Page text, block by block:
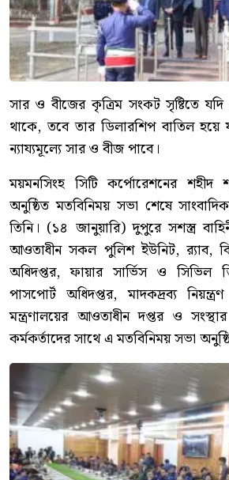
সার ও বীজের কৃত্রিম সংকট সৃষ্টিতে
থাকে, তবে তার ডিলারশিপ বাতিল
ন্যায্যমূল্যে সার ও বীজ পাবে।
ময়মনসিংহ সিটি কর্পোরেশনের শহীদ
অনুষ্ঠিত মতবিনিময় সভা শেষে
তিনি। (১৪ জানুয়ারি) দুপুরে সশস্ত্র
আওতাধীন সকল পুলিশ ইউনিট, র‌্যাব,
অধিদপ্তর, ফায়ার সার্ভিস ও সিভিল
পাসপোর্ট অধিদপ্তর, মাদকদ্রব্য
মন্ত্রণালয়ের আওতাধীন দপ্তর ও
কর্মকর্তাদের সাথে এ মতবিনিময় সভা